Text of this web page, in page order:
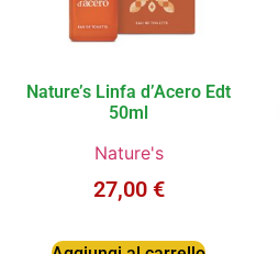
Nature’s Linfa d’Acero Edt
50ml
Nature's
27,00 €